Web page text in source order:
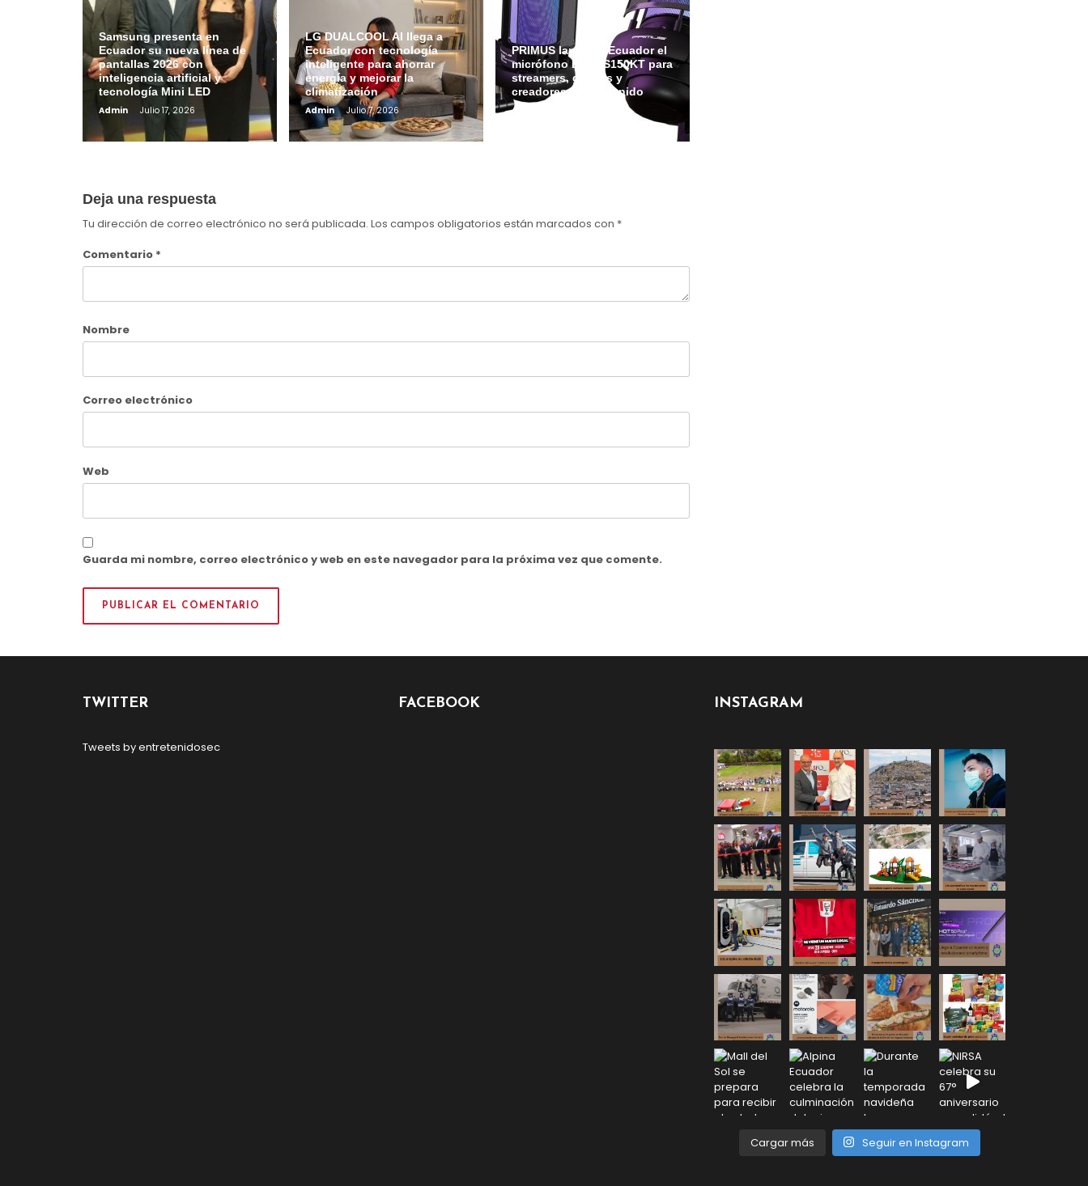
Samsung presenta en
Ecuador su nueva línea de
pantallas 2026 con
inteligencia artificial y
tecnología Mini LED
Admin Julio 17, 2026
LG DUALCOOL AI llega a
Ecuador con tecnología
inteligente para ahorrar
energía y mejorar la
climatización
Admin Julio 7, 2026
PRIMUS lanza en Ecuador el
micrófono ETHOS150KT para
streamers, gamers y
creadores de contenido
Admin
Deja una respuesta
Tu dirección de correo electrónico no será publicada. Los campos obligatorios están marcados con *
Comentario *
Nombre
Correo electrónico
Web
Guarda mi nombre, correo electrónico y web en este navegador para la próxima vez que comente.
TWITTER
Tweets by entretenidosec
FACEBOOK INSTAGRAM
Cargar más Seguir en Instagram